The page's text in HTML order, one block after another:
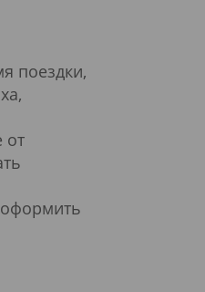
поездки,
от